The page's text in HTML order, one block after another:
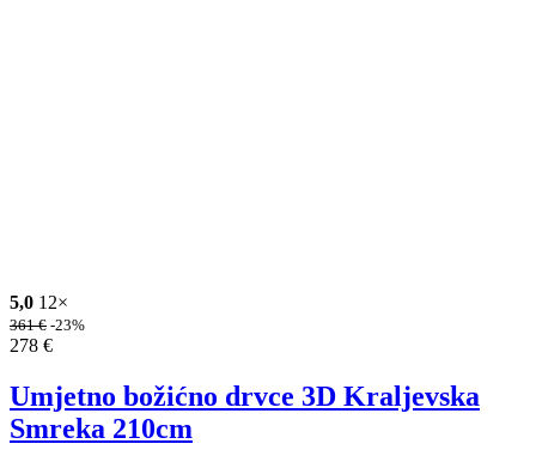
5,0 12×
361€ -23%
278 €
Umjetno božićno drvce 3D Kraljevska
Smreka 210cm